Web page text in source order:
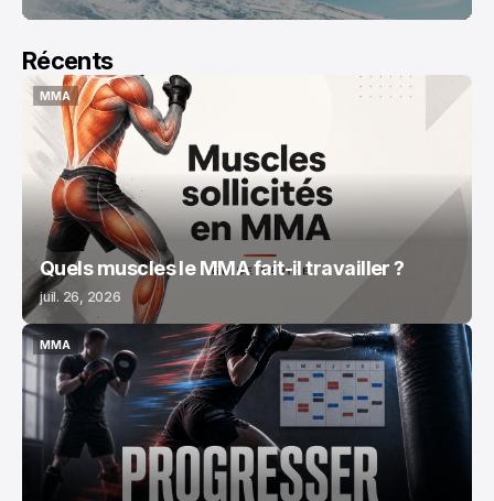
Récents
MMA
MMA
Quels muscles le MMA fait-il travailler ?
juil. 26, 2026
MMA
MMA